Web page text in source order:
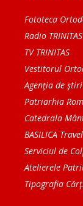
Fototeca
Radio TRINITAS
TV TRINITAS
Vestitorul
Agenţia de ştiri
Patriarhia
Catedrala
BASILICA Travel
Serviciul de
Atelierele
Tipografia